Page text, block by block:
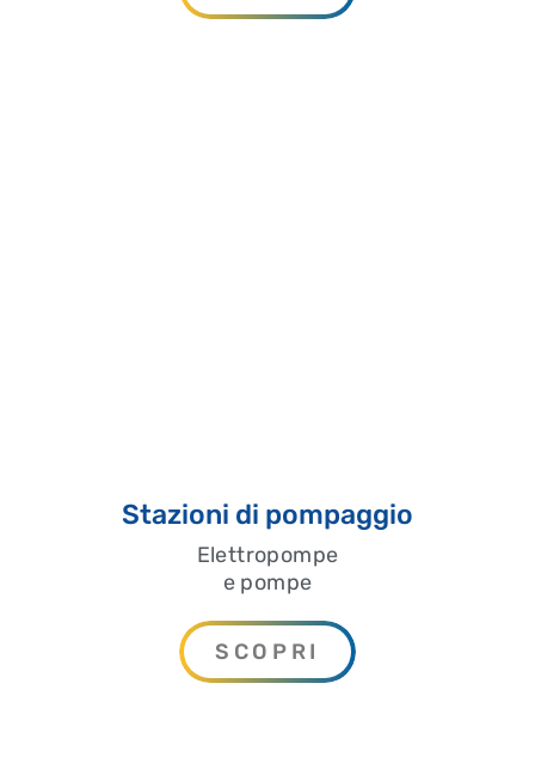
Stazioni di pompaggio
Elettropompe
e pompe
SCOPRI